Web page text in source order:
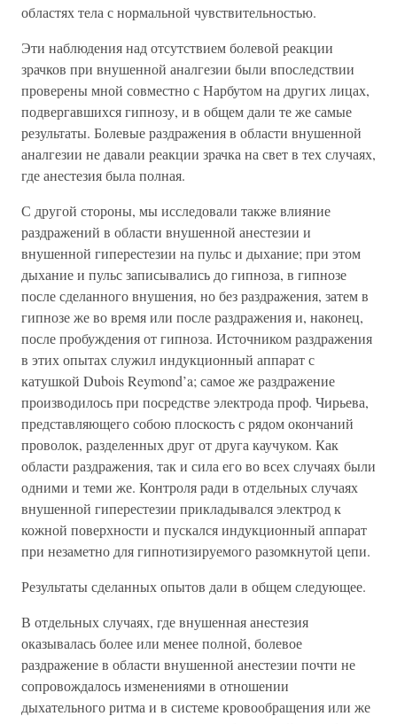
областях тела с нормальной чувствительностью.
Эти наблюдения над отсутствием болевой реакции
зрачков при внушенной аналгезии были впоследствии
проверены мной совместно с Нарбутом на других лицах,
подвергавшихся гипнозу, и в общем дали те же самые
результаты. Болевые раздражения в области внушенной
аналгезии не давали реакции зрачка на свет в тех случаях,
где анестезия была полная.
С другой стороны, мы исследовали также влияние
раздражений в области внушенной анестезии и
внушенной гиперестезии на пульс и дыхание; при этом
дыхание и пульс записывались до гипноза, в гипнозе
после сделанного внушения, но без раздражения, затем в
гипнозе же во время или после раздражения и, наконец,
после пробуждения от гипноза. Источником раздражения
в этих опытах служил индукционный аппарат с
катушкой Dubois Reymond’a; самое же раздражение
производилось при посредстве электрода проф. Чирьева,
представляющего собою плоскость с рядом окончаний
проволок, разделенных друг от друга каучуком. Как
области раздражения, так и сила его во всех случаях были
одними и теми же. Контроля ради в отдельных случаях
внушенной гиперестезии прикладывался электрод к
кожной поверхности и пускался индукционный аппарат
при незаметно для гипнотизируемого разомкнутой цепи.
Результаты сделанных опытов дали в общем следующее.
В отдельных случаях, где внушенная анестезия
оказывалась более или менее полной, болевое
раздражение в области внушенной анестезии почти не
сопровождалось изменениями в отношении
дыхательного ритма и в системе кровообращения или же